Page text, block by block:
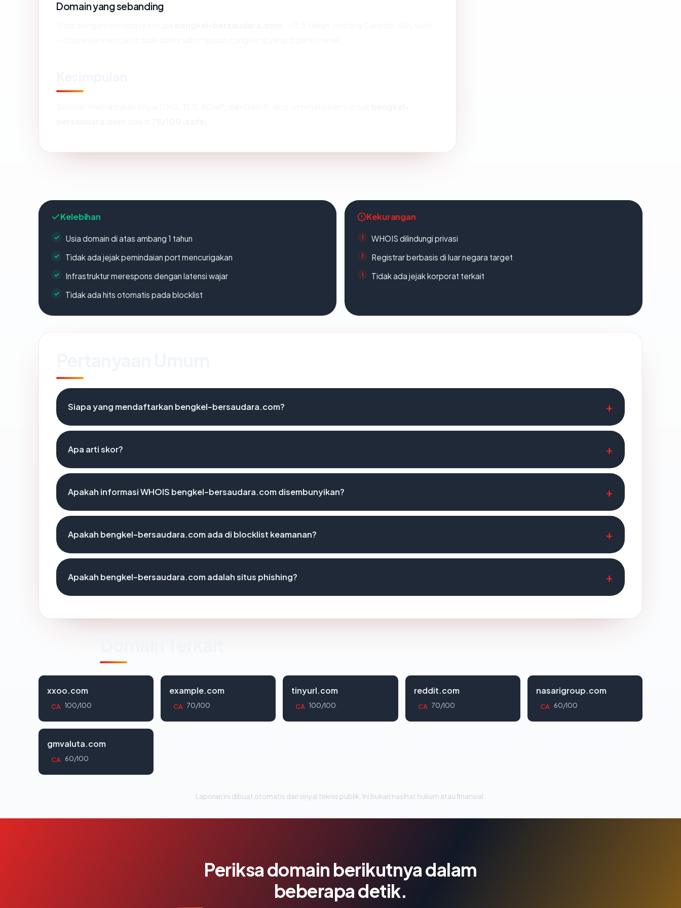
Domain yang sebanding
Kelebihan
Usia domain di atas ambang 1 tahun
Tidak ada jejak pemindaian port mencurigakan
Infrastruktur merespons dengan latensi wajar
Tidak ada hits otomatis pada blocklist
Kekurangan
WHOIS dilindungi privasi
Registrar berbasis di luar negara target
Tidak ada jejak korporat terkait
Siapa yang mendaftarkan bengkel-bersaudara.com?
Apa arti skor?
Apakah informasi WHOIS bengkel-bersaudara.com disembunyikan?
Apakah bengkel-bersaudara.com ada di blocklist keamanan?
Apakah bengkel-bersaudara.com adalah situs phishing?
xxoo.com
CA 100/100
example.com
CA 70/100
tinyurl.com
CA 100/100
reddit.com
CA 70/100
nasarigroup.com
CA 60/100
gmvaluta.com
CA 60/100
Laporan ini dibuat otomatis dari sinyal teknis publik. Ini bukan nasihat hukum atau finansial.
Periksa domain berikutnya dalam
beberapa detik.